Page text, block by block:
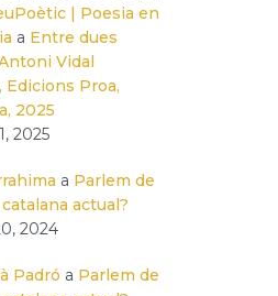
| Poesia en
a Entre dues
Vidal
Edicions Proa,
2025
2025
a Parlem de
actual?
2024
Padró a Parlem de